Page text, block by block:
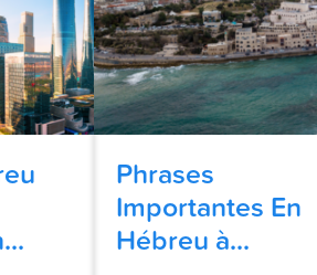
Phrases
Importantes En
Hébreu à...